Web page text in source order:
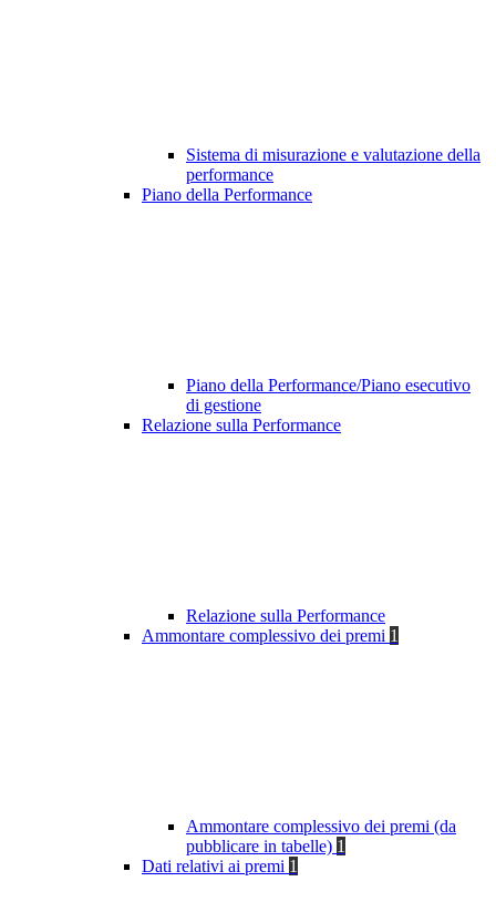
Sistema di misurazione e valutazione della
performance
Piano della Performance
Piano della Performance/Piano esecutivo
di gestione
Relazione sulla Performance
Relazione sulla Performance
Ammontare complessivo dei premi 1
Ammontare complessivo dei premi (da
pubblicare in tabelle) 1
Dati relativi ai premi 1